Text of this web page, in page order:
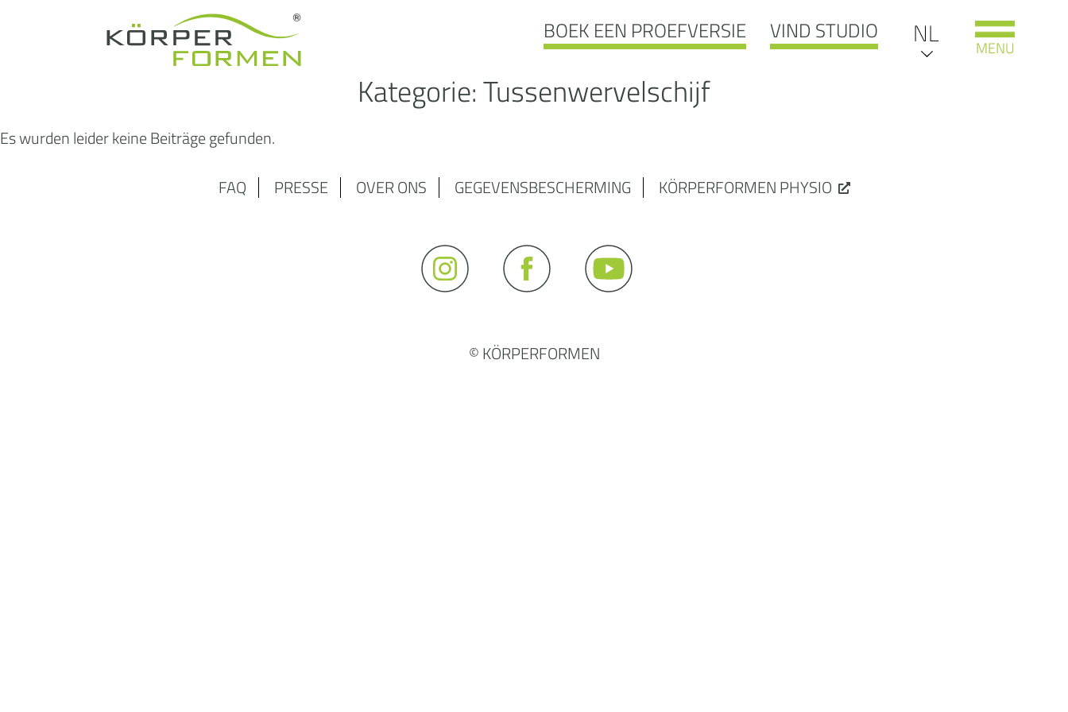
BOEK EEN PROEFVERSIE VIND STUDIO
DE
NL MENU
Kategorie:Tussenwervelschijf
Es wurden leider keine Beiträge gefunden.
FAQ
PRESSE OVER ONS GEGEVENSBESCHERMING KÖRPERFORMEN PHYSIO
© KÖRPERFORMEN